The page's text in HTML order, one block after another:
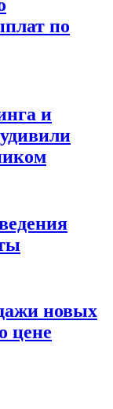
по
и
новых
цене